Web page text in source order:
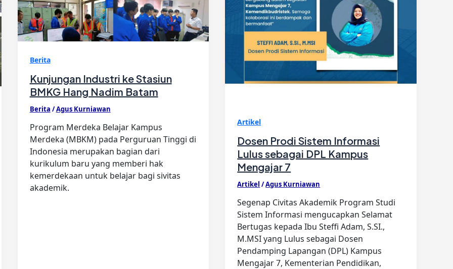
Berita
Kunjungan Industri ke Stasiun
BMKG Hang Nadim Batam
Berita /Agus Kurniawan
Program Merdeka Belajar Kampus
Merdeka (MBKM) pada Perguruan Tinggi di
Indonesia merupakan bagian dari
kurikulum baru yang memberi hak
kemerdekaan untuk belajar bagi sivitas
akademik.
Artikel
Dosen Prodi Sistem Informasi
Lulus sebagai DPL Kampus
Mengajar 7
Artikel /Agus Kurniawan
Segenap Civitas Akademik Program Studi
Sistem Informasi mengucapkan Selamat
Bertugas kepada Ibu Steffi Adam, S.SI.,
M.MSI yang Lulus sebagai Dosen
Pendamping Lapangan (DPL) Kampus
Mengajar 7, Kementerian Pendidikan,